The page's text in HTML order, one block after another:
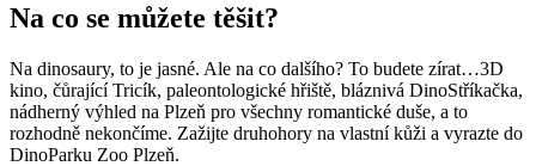
Na co se můžete těšit?
Na dinosaury, to je jasné. Ale na co dalšího? To budete zírat…3D
kino, čůrající Tricík, paleontologické hřiště, bláznivá DinoStříkačka,
nádherný výhled na Plzeň pro všechny romantické duše, a to
rozhodně nekončíme. Zažijte druhohory na vlastní kůži a vyrazte do
DinoParku Zoo Plzeň.